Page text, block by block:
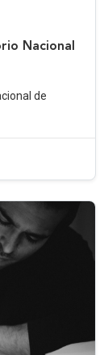
Nacional
de